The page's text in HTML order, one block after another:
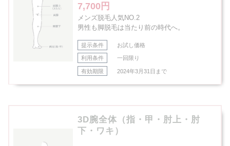
7,700円
メンズ脱毛人気NO.2
男性も脚脱毛は当たり前の時代へ。
提示条件 お試し価格
利用条件 一回限り
有効期限 2024年3月31日まで
3D腕全体（指・甲・肘上・肘
下・ワキ）